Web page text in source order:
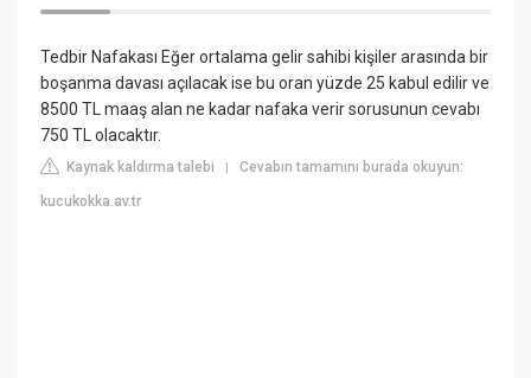
Tedbir Nafakası Eğer ortalama gelir sahibi kişiler arasında bir
boşanma davası açılacak ise bu oran yüzde 25 kabul edilir ve
8500 TL maaş alan ne kadar nafaka verir sorusunun cevabı
750 TL olacaktır.
Kaynak kaldırma talebi |Cevabın tamamını burada okuyun:
kucukokka.av.tr